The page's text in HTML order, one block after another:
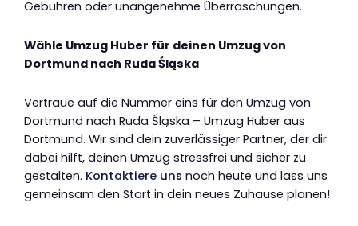
Gebühren oder unangenehme Überraschungen.
Wähle Umzug Huber für deinen Umzug von
Dortmund nach Ruda Śląska
Vertraue auf die Nummer eins für den Umzug von
Dortmund nach Ruda Śląska – Umzug Huber aus
Dortmund. Wir sind dein zuverlässiger Partner, der dir
dabei hilft, deinen Umzug stressfrei und sicher zu
gestalten. Kontaktiere uns noch heute und lass uns
gemeinsam den Start in dein neues Zuhause planen!